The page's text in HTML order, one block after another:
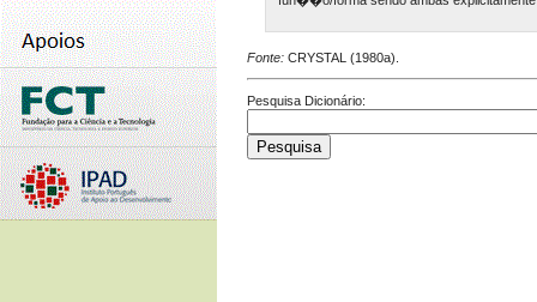
Fonte: CRYSTAL (1980a).
Pesquisa Dicionário: